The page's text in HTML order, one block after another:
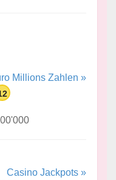
Millions Zahlen »
Casino Jackpots »